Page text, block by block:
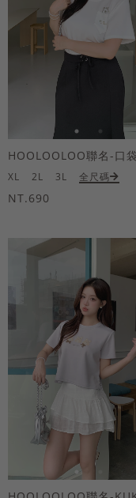
XL 2L 3L 全尺碼
NT.690